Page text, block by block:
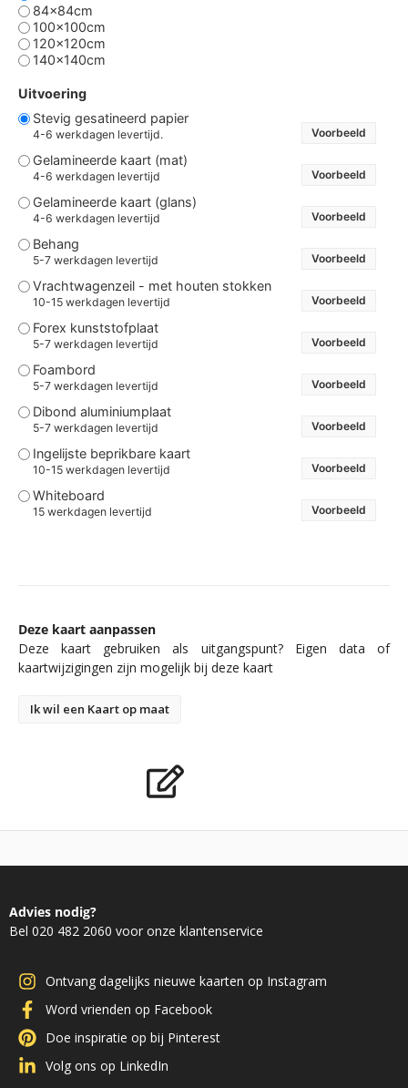
84x84cm
100x100cm
120x120cm
140x140cm
Uitvoering
Stevig gesatineerd papier
4-6 werkdagen levertijd. Voorbeeld
Gelamineerde kaart (mat)
4-6 werkdagen levertijd Voorbeeld
Gelamineerde kaart (glans)
4-6 werkdagen levertijd Voorbeeld
Behang
5-7 werkdagen levertijd Voorbeeld
Vrachtwagenzeil - met houten stokken
10-15 werkdagen levertijd Voorbeeld
Forex kunststofplaat
5-7 werkdagen levertijd Voorbeeld
Foambord
5-7 werkdagen levertijd Voorbeeld
Dibond aluminiumplaat
5-7 werkdagen levertijd Voorbeeld
Ingelijste beprikbare kaart
10-15 werkdagen levertijd Voorbeeld
Whiteboard
15 werkdagen levertijd Voorbeeld
Deze kaart aanpassen
Deze kaart gebruiken als uitgangspunt? Eigen data of
kaartwijzigingen zijn mogelijk bij deze kaart
Ik wil een Kaart op maat
Advies nodig?
Bel 020 482 2060 voor onze klantenservice
Ontvang dagelijks nieuwe kaarten op Instagram
Word vrienden op Facebook
Doe inspiratie op bij Pinterest
Volg ons op LinkedIn